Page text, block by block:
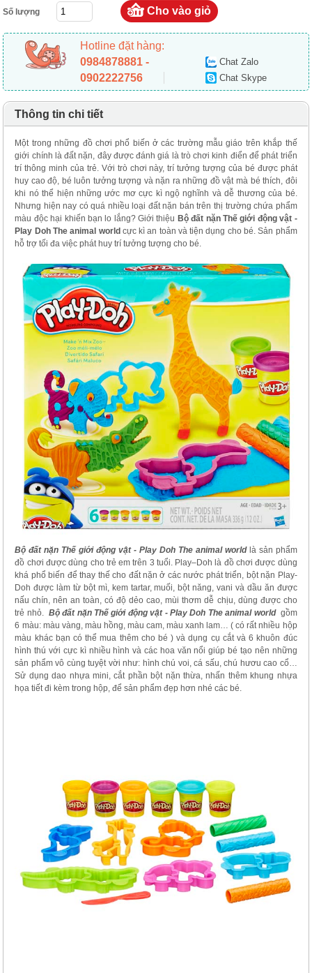
Số lượng
Hotline đặt hàng:
0984878881 -
0902222756
Chat Zalo
Chat Skype
Thông tin chi tiết
Một trong những đồ chơi phổ biến ở các trường mẫu giáo trên khắp thế
giới chính là đất nặn, đây được đánh giá là trò chơi kinh điển để phát triển
trí thông minh của trẻ. Với trò chơi này, trí tưởng tượng của bé được phát
huy cao độ, bé luôn tưởng tượng và nặn ra những đồ vật mà bé thích, đôi
khi nó thể hiện những ước mơ cực kì ngộ nghĩnh và dễ thương của bé.
Nhưng hiện nay có quá nhiều loại đất nặn bán trên thị trường chứa phẩm
màu độc hại khiến bạn lo lắng? Giới thiệu Bộ đất nặn Thế giới động vật -
Play Doh The animal world cực kì an toàn và tiện dụng cho bé. Sản phẩm
hỗ trợ tối đa việc phát huy trí tưởng tượng cho bé.
Bộ đất nặn Thế giới động vật - Play Doh The animal worldlà sản phẩm
đồ chơi được dùng cho trẻ em trên 3 tuổi. Play–Doh là đồ chơi được dùng
khá phổ biến để thay thế cho đất nặn ở các nước phát triển, bột nặn Play-
Doh được làm từ bột mì, kem tartar, muối, bột năng, vani và dầu ăn được
nấu chín, nên an toàn, có độ dẻo cao, mùi thơm dễ chịu, dùng được cho
trẻ nhỏ. Bộ đất nặn Thế giới động vật - Play Doh The animal worldgồm
6 màu: màu vàng, màu hồng, màu cam, màu xanh lam… ( có rất nhiều hộp
màu khác bạn có thể mua thêm cho bé ) và dụng cụ cắt và 6 khuôn đúc
hình thú với cực kì nhiều hình và các hoa văn nổi giúp bé tạo nên những
sản phẩm vô cùng tuyệt vời như: hình chú voi, cá sấu, chú hươu cao cổ…
Sử dụng dao nhựa mini, cắt phần bột nặn thừa, nhấn thêm khung nhựa
họa tiết đi kèm trong hộp, để sản phẩm đẹp hơn nhé các bé.